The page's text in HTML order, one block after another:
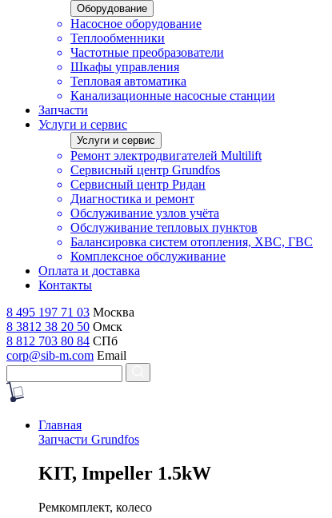
Оборудование
Насосное оборудование
Теплообменники
Частотные преобразователи
Шкафы управления
Тепловая автоматика
Канализационные насосные станции
Запчасти
Услуги и сервис
Услуги и сервис
Ремонт электродвигателей Multilift
Сервисный центр Grundfos
Сервисный центр Ридан
Диагностика и ремонт
Обслуживание узлов учёта
Обслуживание тепловых пунктов
Балансировка систем отопления, ХВС, ГВС
Комплексное обслуживание
Оплата и доставка
Контакты
8 495 197 71 03 Москва
8 3812 38 20 50 Омск
8 812 703 80 84 СПб
corp@sib-m.com Email
Главная
Запчасти Grundfos
KIT, Impeller 1.5kW
Ремкомплект, колесо